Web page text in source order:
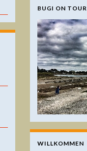
BUGI ON TOUR
WILLKOMMEN